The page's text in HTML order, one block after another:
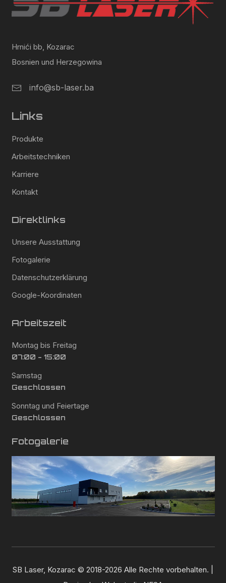
Hrnići bb, Kozarac
Bosnien und Herzegowina
info@sb-laser.ba
Links
Produkte
Arbeitstechniken
Karriere
Kontakt
Direktlinks
Unsere Ausstattung
Fotogalerie
Datenschutzerklärung
Google-Koordinaten
Arbeitszeit
Montag bis Freitag
07:00 - 15:00
Samstag
Geschlossen
Sonntag und Feiertage
Geschlossen
Fotogalerie
SB Laser, Kozarac © 2018-2026 Alle Rechte vorbehalten. |